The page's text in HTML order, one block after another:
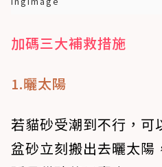
加碼三大補救措施
1.曬太陽
若貓砂受潮到不行，可
盆砂立刻搬出去曬太陽